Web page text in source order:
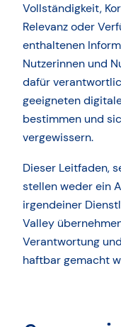
Vollständigkeit,
Relevanz oder
enthaltenen
Nutzerinnen und
dafür
geeigneten
bestimmen und
vergewissern.
Dieser Leitfaden,
stellen weder ein
irgendeiner
Valley
Verantwortung
haftbar gemacht